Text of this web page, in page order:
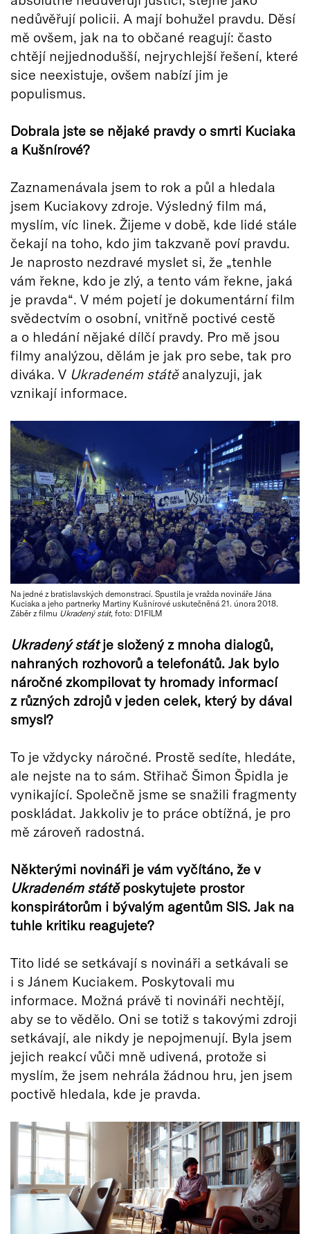
nedůvěřují policii. A mají bohužel pravdu. Děsí
mě ovšem, jak na to občané reagují: často
chtějí nejjednodušší, nejrychlejší řešení, které
sice neexistuje, ovšem nabízí jim je
populismus.
Dobrala jste se nějaké pravdy o smrti Kuciaka
a Kušnírové?
Zaznamenávala jsem to rok a půl a hledala
jsem Kuciakovy zdroje. Výsledný film má,
myslím, víc linek. Žijeme v době, kde lidé stále
čekají na toho, kdo jim takzvaně poví pravdu.
Je naprosto nezdravé myslet si, že „tenhle
vám řekne, kdo je zlý, a tento vám řekne, jaká
je pravda“. V mém pojetí je dokumentární film
svědectvím o osobní, vnitřně poctivé cestě
a o hledání nějaké dílčí pravdy. Pro mě jsou
filmy analýzou, dělám je jak pro sebe, tak pro
diváka. V Ukradeném státěanalyzuji, jak
vznikají informace.
Na jedné z bratislavských demonstrací. Spustila je vražda novináře Jána
Kuciaka a jeho partnerky Martiny Kušnírové uskutečněná 21. února 2018.
Záběr z filmu Ukradený stát, foto: D1FILM
Ukradený státje složený z mnoha dialogů,
nahraných rozhovorů a telefonátů. Jak bylo
náročné zkompilovat ty hromady informací
z různých zdrojů v jeden celek, který by dával
smysl?
To je vždycky náročné. Prostě sedíte, hledáte,
ale nejste na to sám. Střihač Šimon Špidla je
vynikající. Společně jsme se snažili fragmenty
poskládat. Jakkoliv je to práce obtížná, je pro
mě zároveň radostná.
Některými novináři je vám vyčítáno, že v
Ukradeném státěposkytujete prostor
konspirátorům i bývalým agentům SIS. Jak na
tuhle kritiku reagujete?
Tito lidé se setkávají s novináři a setkávali se
i s Jánem Kuciakem. Poskytovali mu
informace. Možná právě ti novináři nechtějí,
aby se to vědělo. Oni se totiž s takovými zdroji
setkávají, ale nikdy je nepojmenují. Byla jsem
jejich reakcí vůči mně udivená, protože si
myslím, že jsem nehrála žádnou hru, jen jsem
poctivě hledala, kde je pravda.